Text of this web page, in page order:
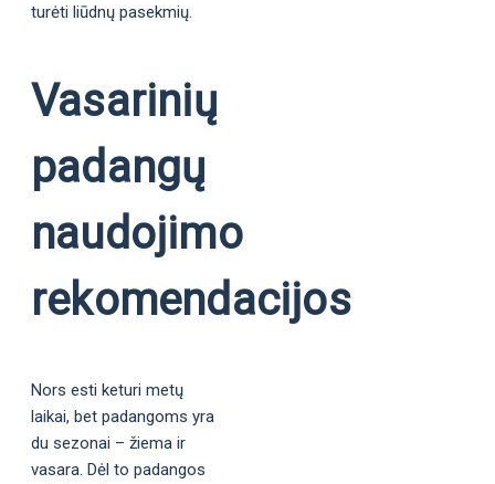
turėti liūdnų pasekmių.
Vasarinių
padangų
naudojimo
rekomendacijos
Nors esti keturi metų
laikai, bet padangoms yra
du sezonai – žiema ir
vasara. Dėl to padangos